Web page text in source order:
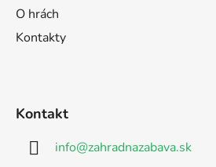
O hrách
Kontakty
Kontakt
info@zahradnazabava.sk